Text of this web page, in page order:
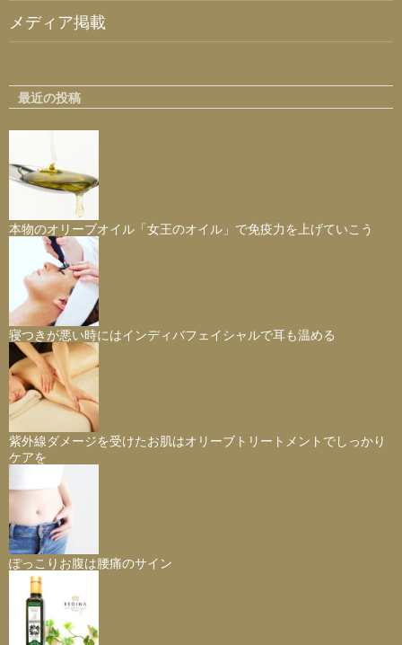
メディア掲載
最近の投稿
本物のオリーブオイル「女王のオイル」で免疫力を上げていこう
寝つきが悪い時にはインディバフェイシャルで耳も温める
紫外線ダメージを受けたお肌はオリーブトリートメントでしっかり
ケアを
ぽっこりお腹は腰痛のサイン